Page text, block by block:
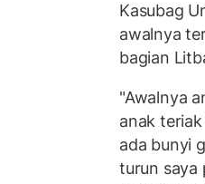
Kasubag
awalnya
bagian
"Awalnya
anak
ada bunyi
turun saya